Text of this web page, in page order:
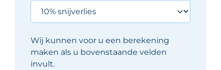
Wij kunnen voor u een berekening
maken als u bovenstaande velden
invult.